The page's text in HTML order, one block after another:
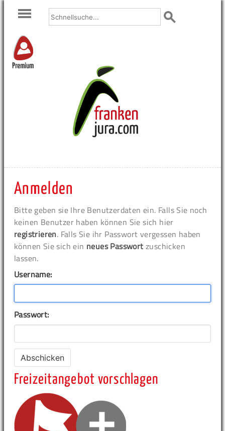
Premium
Anmelden
Bitte geben sie Ihre Benutzerdaten ein. Falls Sie noch
keinen Benutzer haben können Sie sich hier
registrieren. Falls Sie ihr Passwort vergessen haben
können Sie sich ein neues Passwort zuschicken
lassen.
Username:
Passwort:
Freizeitangebot vorschlagen